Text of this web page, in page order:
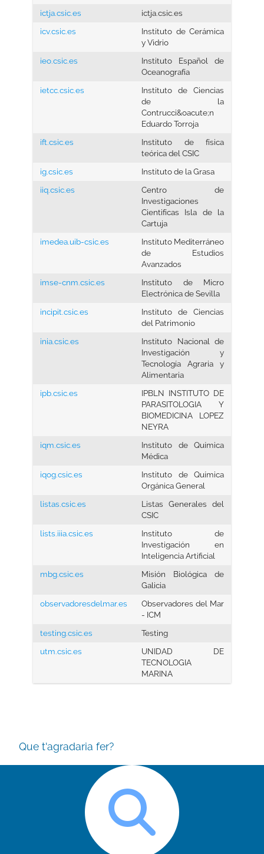
ictja.csic.es
ictja.csic.es
icv.csic.es
Instituto de Cerámica
y Vidrio
ieo.csic.es
Instituto Español de
Oceanografía
ietcc.csic.es
Instituto de Ciencias
de la
Contrucci&oacute;n
Eduardo Torroja
ift.csic.es
Instituto de física
teórica del CSIC
ig.csic.es
Instituto de la Grasa
iiq.csic.es
Centro de
Investigaciones
Cientifícas Isla de la
Cartuja
imedea.uib-csic.es
Instituto Mediterráneo
de Estudios
Avanzados
imse-cnm.csic.es
Instituto de Micro
Electrónica de Sevilla
incipit.csic.es
Instituto de Ciencias
del Patrimonio
inia.csic.es
Instituto Nacional de
Investigación y
Tecnología Agraria y
Alimentaria
ipb.csic.es
IPBLN INSTITUTO DE
PARASITOLOGIA Y
BIOMEDICINA LOPEZ
NEYRA
iqm.csic.es
Instituto de Química
Médica
iqog.csic.es
Instituto de Química
Orgánica General
listas.csic.es
Listas Generales del
CSIC
lists.iiia.csic.es
Instituto de
Investigación en
Inteligencia Artificial
mbg.csic.es
Misión Biológica de
Galicia
observadoresdelmar.es
Observadores del Mar
- ICM
testing.csic.es
Testing
utm.csic.es
UNIDAD DE
TECNOLOGIA
MARINA
Que t'agradaria fer?